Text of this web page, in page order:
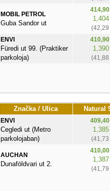
MOBIL PETROL
Guba Sandor ut
414,90
(42,29
ENVI
Füredi ut 99. (Praktiker
parkoloja)
410,90
(41,88
Značka / Ulica Natural
ENVI
Cegledi ut (Metro
parkolojaban)
409,40
(41,73
AUCHAN
Dunaföldvari ut 2.
410,00
(41,79